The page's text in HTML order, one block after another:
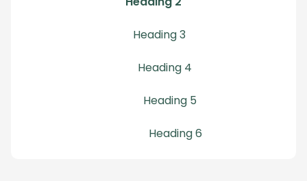
Heading 3
Heading 4
Heading 5
Heading 6